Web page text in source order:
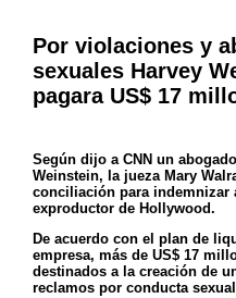
Por violaciones y
sexuales Harvey
pagara US$ 17
Según dijo a CNN un
Weinstein, la jueza Mary
conciliación para indemnizar
exproductor de Hollywood.
De acuerdo con el plan de
empresa, más de US$ 17
destinados a la creación de
reclamos por conducta